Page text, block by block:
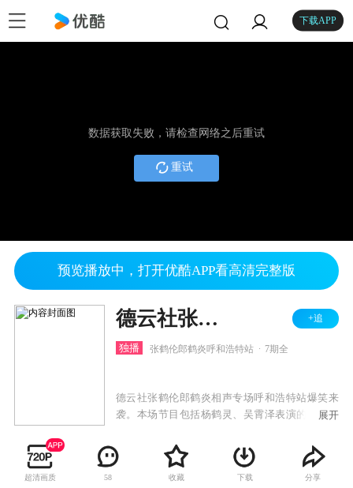
下载APP
数据获取失败，请检查网络之后重试
重试
预览播放中，打开优酷APP看高清完整版
德云社张鹤伦郎鹤炎相声专场呼和浩特站 2026 +追
独播 张鹤伦郎鹤炎呼和浩特站 7期全
德云社张鹤伦郎鹤炎相声专场呼和浩特站爆笑来
袭。本场节目包括杨鹤灵、吴霄泽表演的《同仁
王昊悦、李昊洋表演的《打灯谜》；张鹤伦、郎
鹤炎表演的《学哑语》；董九力、李九天表演的
《学外语》；张鹤伦、郎鹤炎表演的《好伦
展开
超清画质 58 收藏 下载 分享